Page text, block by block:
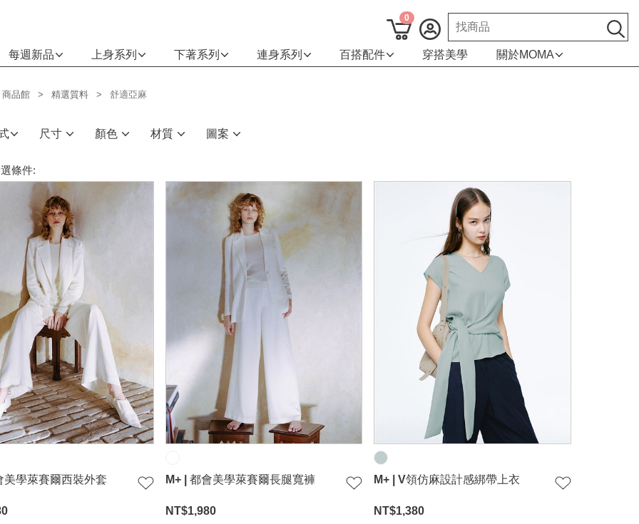
0
每週新品 上身系列 下著系列 連身系列 百搭配件 穿搭美學 關於MOMA
商品館 精選質料 舒適亞麻
尺寸 顏色 材質 圖案
條件:
美學萊賽爾西裝外套 M+ | 都會美學萊賽爾長腿寬褲
NT$1,980
M+ | V領仿麻設計感綁帶上衣
NT$1,380